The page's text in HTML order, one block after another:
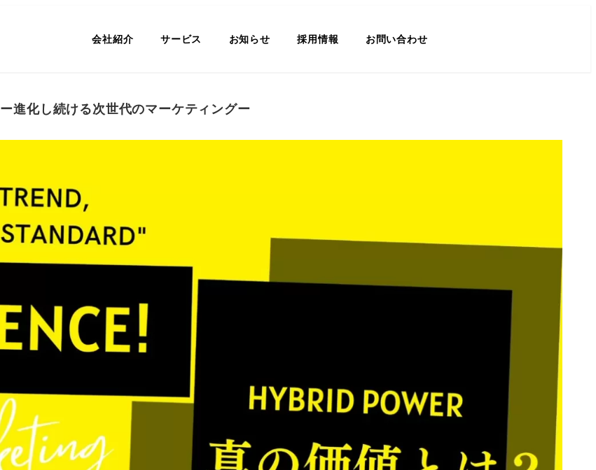
会社紹介 サービス お知らせ 採用情報 お問い合わせ
ー進化し続ける次世代のマーケティングー